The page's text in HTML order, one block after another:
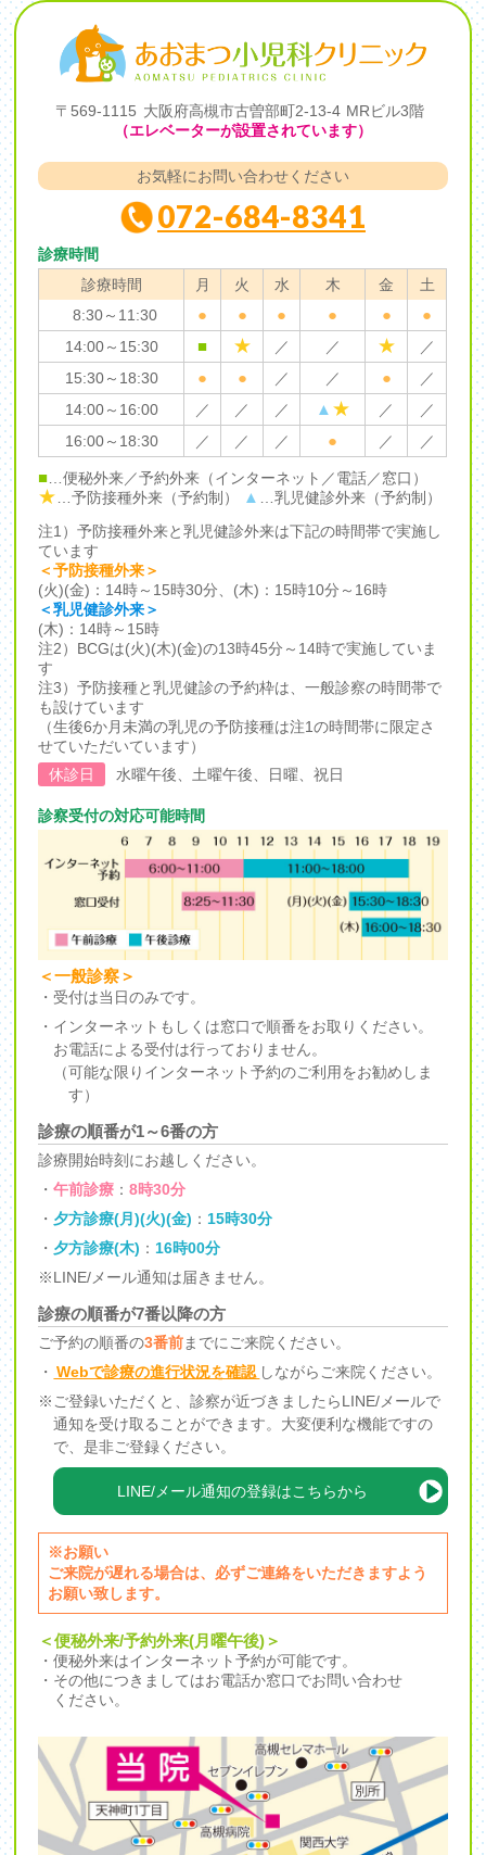
〒569-1115 大阪府高槻市古曽部町2-13-4 MRビル3階
（エレベーターが設置されています）
お気軽にお問い合わせください
072-684-8341
診療時間
診療時間
月 火 水 木 金
土
8:30～11:30
● ● ● ● ● ●
14:00～15:30 ■ ★ ／ ／ ★
／
15:30～18:30
● ● ／ ／ ●
／
14:00～16:00
／ ／ ／ ▲ ★ ／
／
16:00～18:30
／ ／ ／ ● ／ ／
■ …便秘外来／予約外来（インターネット／電話／窓口）
★ …予防接種外来（予約制） ▲
…乳児健診外来（予約制）
注1）予防接種外来と乳児健診外来は下記の時間帯で実施し
ています
＜予防接種外来＞
(火)(金)：14時～15時30分、 (木)：15時10分～16時
＜乳児健診外来＞
(木)：14時～15時
注2）BCGは(火)(木)(金)の13時45分～14時で実施していま
す
注3）予防接種と乳児健診の予約枠は、一般診察の時間帯で
も設けています
（生後6か月未満の乳児の予防接種は注1の時間帯に限定さ
せていただいています）
休診日
水曜午後、土曜午後、日曜、祝日
診察受付の対応可能時間
＜一般診察＞
・受付は当日のみです。
・インターネットもしくは窓口で順番をお取りください。
お電話による受付は行っておりません。
（可能な限りインターネット予約のご利用をお勧めしま
す）
診療の順番が1～6番の方
診療開始時刻にお越しください。
・午前診療 ：8時30分
・ 夕方診療(月)(火)(金) ： 15時30分
・ 夕方診療(木) ： 16時00分
※LINE/メール通知は届きません。
診療の順番が7番以降の方
ご予約の順番の3番前までにご来院ください。
・ Webで診療の進行状況を確認 しながらご来院ください。
※ご登録いただくと、診察が近づきましたらLINE/メールで
通知を受け取ることができます。大変便利な機能ですの
で、是非ご登録ください。
LINE/メール通知の登録はこちらから
※お願い
ご来院が遅れる場合は、必ずご連絡をいただきますよう
お願い致します。
＜便秘外来/予約外来(月曜午後)＞
・便秘外来はインターネット予約が可能です。
・その他につきましてはお電話か窓口でお問い合わせ
ください。